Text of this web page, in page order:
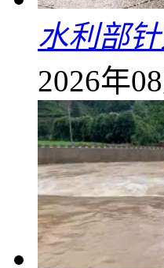
水利部
2026年